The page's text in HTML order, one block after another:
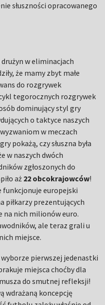
słuszności opracowanego
w eliminacjach
że mamy zbyt małe
do rozgrywek
tegorocznych rozgrywek
dominujący styl gry
o taktyce naszych
w meczach
pokażą, czy słuszna była
w naszych dwóch
zgłoszonych do
aż22 obcokrajowców!
funkcjonuje europejski
piłkarzy prezentujących
na nich milionów euro.
ale teraz grali u
miejsce.
pierwszej jedenastki
miejsca choćby dla
do smutnej refleksji!
wdrażaną koncepcję